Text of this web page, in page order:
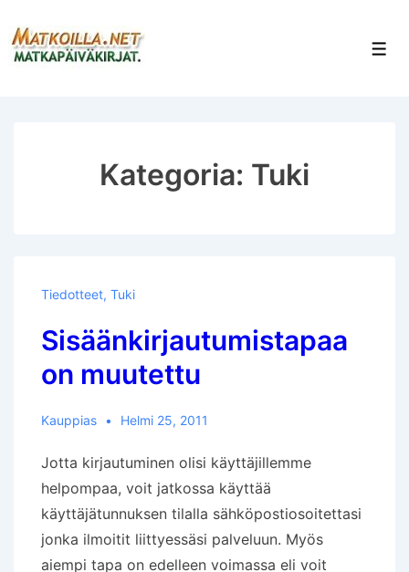
Siirry
pääsisältöön
Kategoria: Tuki
Tiedotteet, Tuki
Sisäänkirjautumistapaa
on muutettu
Kauppias Helmi 25, 2011
Jotta kirjautuminen olisi käyttäjillemme
helpompaa, voit jatkossa käyttää
käyttäjätunnuksen tilalla sähköpostiosoitettasi
jonka ilmoitit liittyessäsi palveluun. Myös
aiempi tapa on edelleen voimassa eli voit